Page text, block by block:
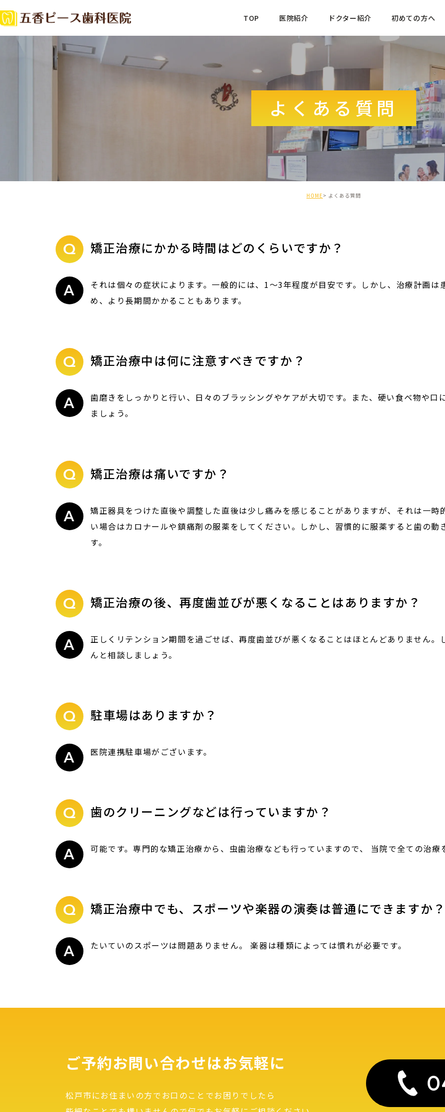
TOP 医院紹介 ドクター紹介 初めての方へ
よくある質問
HOME よくある質問
矯正治療にかかる時間はどのくらいですか？
それは個々の症状によります。一般的には、1〜3年程度が目安です。しかし、治療計画
め、より長期間かかることもあります。
矯正治療中は何に注意すべきですか？
歯磨きをしっかりと行い、日々のブラッシングやケアが大切です。また、硬い食べ物や口
ましょう。
矯正治療は痛いですか？
矯正器具をつけた直後や調整した直後は少し痛みを感じることがありますが、それは一時
い場合はカロナールや鎮痛剤の服薬をしてください。しかし、習慣的に服薬すると歯の動
す。
矯正治療の後、再度歯並びが悪くなることはありますか？
正しくリテンション期間を過ごせば、再度歯並びが悪くなることはほとんどありません
んと相談しましょう。
駐車場はありますか？
医院連携駐車場がございます。
歯のクリーニングなどは行っていますか？
可能です。専門的な矯正治療から、虫歯治療なども行っていますので、 当院で全ての治療
矯正治療中でも、スポーツや楽器の演奏は普通にできますか？
たいていのスポーツは問題ありません。 楽器は種類によっては慣れが必要です。
ご予約お問い合わせはお気軽に
松戸市にお住まいの方でお口のことでお困りでしたら